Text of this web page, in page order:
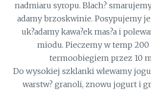
nadmiaru syropu. Blach?
adamy brzoskwinie. Posypujemy
uk?adamy kawa?ek mas?a i
miodu. Pieczemy w temp
termoobiegiem przez 10
Do wysokiej szklanki wlewamy
warstw? granoli, znowu jogurt i